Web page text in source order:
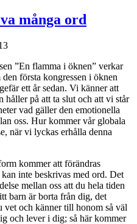
många ord
”En flamma i öknen” verkar
första kongressen i öknen
ett år sedan. Vi känner att
håller på att ta slut och att vi står
vad gäller den emotionella
oss. Hur kommer vår globala
när vi lyckas erhålla denna
kommer att förändras
inte beskrivas med ord. Det
mellan oss att du hela tiden
barn är borta från dig, det
vet och känner till honom så väl
och lever i dig; så här kommer